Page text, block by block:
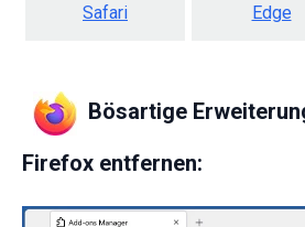
Safari Edge
Bösartige
Firefox entfernen: